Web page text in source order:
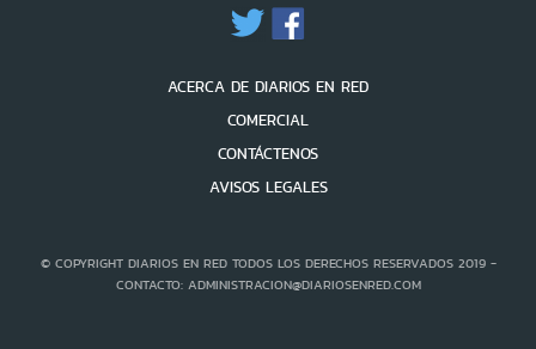
ACERCA DE DIARIOS EN RED
COMERCIAL
CONTÁCTENOS
AVISOS LEGALES
© COPYRIGHT DIARIOS EN RED TODOS LOS DERECHOS RESERVADOS 2019 -
CONTACTO: ADMINISTRACION@DIARIOSENRED.COM